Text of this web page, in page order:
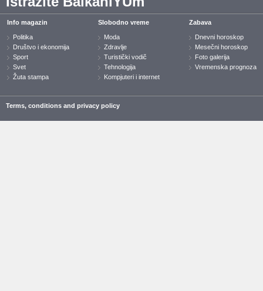
Info magazin
Politika
Društvo i ekonomija
Sport
Svet
Žuta stampa
Slobodno vreme
Moda
Zdravlje
Turistički vodič
Tehnologija
Kompjuteri i internet
Zabava
Dnevni horoskop
Mesečni horoskop
Foto galerija
Vremenska prognoza
Terms, conditions and privacy policy